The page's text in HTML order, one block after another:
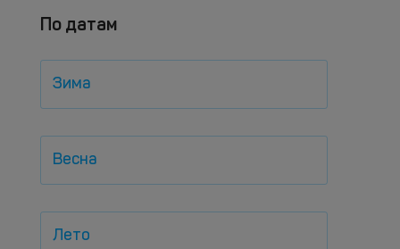
По датам
Зима
Весна
Лето